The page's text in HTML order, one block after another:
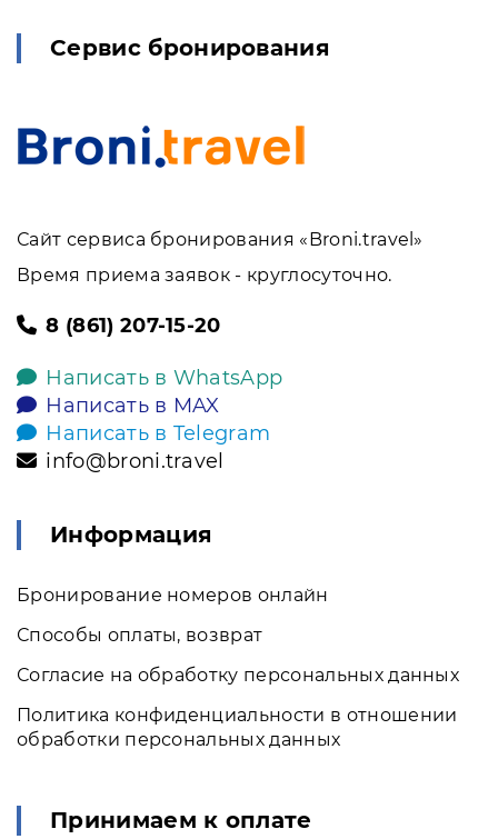
Сервис бронирования
Сайт сервиса бронирования «Broni.travel»
Время приема заявок - круглосуточно.
8 (861) 207-15-20
Написать в WhatsApp
Написать в MAX
Написать в Telegram
info@broni.travel
Информация
Бронирование номеров онлайн
Способы оплаты, возврат
Согласие на обработку персональных данных
Политика конфиденциальности в отношении
обработки персональных данных
Принимаем к оплате